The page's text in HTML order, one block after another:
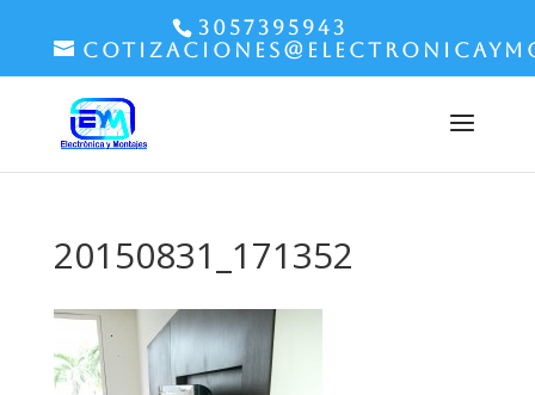
3057395943
20150831_171352